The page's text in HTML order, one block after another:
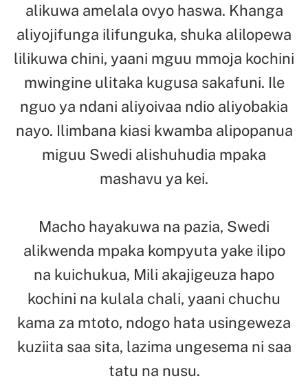
alikuwa amelala ovyo haswa. Khanga
aliyojifunga ilifunguka, shuka alilopewa
lilikuwa chini, yaani mguu mmoja kochini
mwingine ulitaka kugusa sakafuni. Ile
nguo ya ndani aliyoivaa ndio aliyobakia
nayo. Ilimbana kiasi kwamba alipopanua
miguu Swedi alishuhudia mpaka
mashavu ya kei.
Macho hayakuwa na pazia, Swedi
alikwenda mpaka kompyuta yake ilipo
na kuichukua, Mili akajigeuza hapo
kochini na kulala chali, yaani chuchu
kama za mtoto, ndogo hata usingeweza
kuziita saa sita, lazima ungesema ni saa
tatu na nusu.